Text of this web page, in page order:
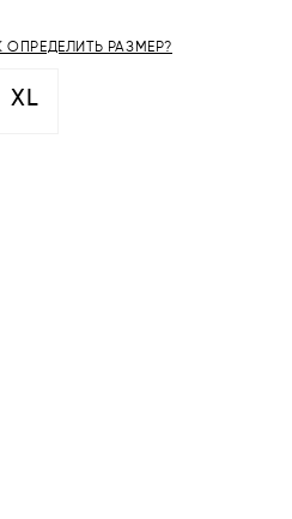
ОПРЕДЕЛИТЬ РАЗМЕР?
XL